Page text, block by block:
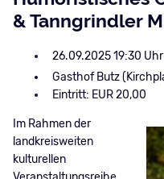
& Tanngrindler
26.09.2025 19:30
Gasthof Butz
Eintritt: EUR 20,00
Im Rahmen der
landkreisweiten
kulturellen